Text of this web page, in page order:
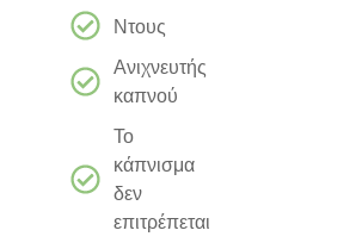
Ντους
Ανιχνευτής
καπνού
Το
κάπνισμα
δεν
επιτρέπεται